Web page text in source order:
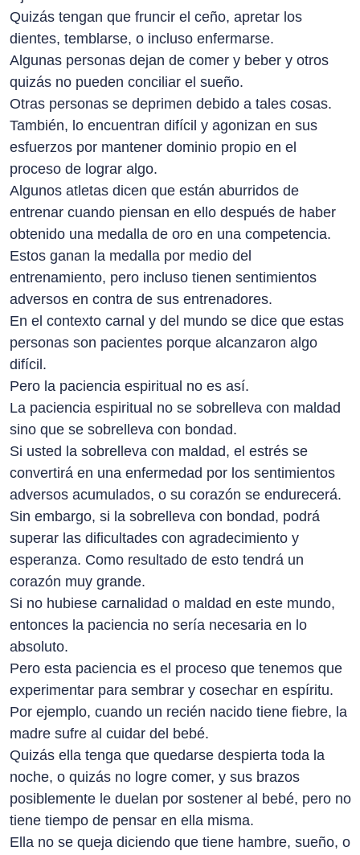
Quizás tengan que fruncir el ceño, apretar los
dientes, temblarse, o incluso enfermarse.
Algunas personas dejan de comer y beber y otros
quizás no pueden conciliar el sueño.
Otras personas se deprimen debido a tales cosas.
También, lo encuentran difícil y agonizan en sus
esfuerzos por mantener dominio propio en el
proceso de lograr algo.
Algunos atletas dicen que están aburridos de
entrenar cuando piensan en ello después de haber
obtenido una medalla de oro en una competencia.
Estos ganan la medalla por medio del
entrenamiento, pero incluso tienen sentimientos
adversos en contra de sus entrenadores.
En el contexto carnal y del mundo se dice que estas
personas son pacientes porque alcanzaron algo
difícil.
Pero la paciencia espiritual no es así.
La paciencia espiritual no se sobrelleva con maldad
sino que se sobrelleva con bondad.
Si usted la sobrelleva con maldad, el estrés se
convertirá en una enfermedad por los sentimientos
adversos acumulados, o su corazón se endurecerá.
Sin embargo, si la sobrelleva con bondad, podrá
superar las dificultades con agradecimiento y
esperanza. Como resultado de esto tendrá un
corazón muy grande.
Si no hubiese carnalidad o maldad en este mundo,
entonces la paciencia no sería necesaria en lo
absoluto.
Pero esta paciencia es el proceso que tenemos que
experimentar para sembrar y cosechar en espíritu.
Por ejemplo, cuando un recién nacido tiene fiebre, la
madre sufre al cuidar del bebé.
Quizás ella tenga que quedarse despierta toda la
noche, o quizás no logre comer, y sus brazos
posiblemente le duelan por sostener al bebé, pero no
tiene tiempo de pensar en ella misma.
Ella no se queja diciendo que tiene hambre, sueño, o